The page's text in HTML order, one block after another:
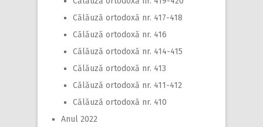
Călăuză ortodoxă nr. 417-418
Călăuză ortodoxă nr. 416
Călăuză ortodoxă nr. 414-415
Călăuză ortodoxă nr. 413
Călăuză ortodoxă nr. 411-412
Călăuză ortodoxă nr. 410
Anul 2022